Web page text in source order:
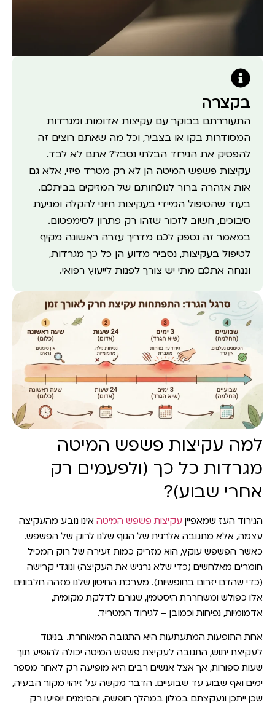
בקצרה
התעוררתם בבוקר עם עקיצות אדומות ומגרדות
המסודרות בקו או בצביר, וכל מה שאתם רוצים זה
להפסיק את הגירוד הבלתי נסבל? אתם לא לבד.
עקיצות פשפש המיטה הן לא רק מטרד פיזי, אלא גם
אות אזהרה ברור לנוכחותם של המזיקים בביתכם.
בעוד שהטיפול המיידי בעקיצות חיוני להקלה ומניעת
סיבוכים, חשוב לזכור שזהו רק פתרון לסימפטום.
במאמר זה נספק לכם מדריך עזרה ראשונה מקיף
לטיפול בעקיצות, נסביר מדוע הן כל כך מגרדות,
וננחה אתכם מתי יש צורך לפנות לייעוץ רפואי.
למה עקיצות פשפש המיטה
מגרדות כל כך (ולפעמים רק
אחרי שבוע)?
הגירוד העז שמאפיין עקיצות פשפש המיטה אינו נובע מהעקיצה
עצמה, אלא מתגובה אלרגית של הגוף שלנו לרוק של הפשפש.
כאשר הפשפש עוקץ, הוא מזריק כמות זעירה של רוק המכיל
חומרים מאלחשים (כדי שלא נרגיש את העקיצה) ונוגדי קרישה
(כדי שהדם יזרום בחופשיות). מערכת החיסון שלנו מזהה חלבונים
אלו כפולש ומשחררת היסטמין, שגורם לדלקת מקומית,
אדמומיות, נפיחות וכמובן – לגירוד המטריד.
אחת התופעות המתעתעות היא התגובה המאוחרת. בניגוד
לעקיצת יתוש, התגובה לעקיצת פשפש המיטה יכולה להופיע תוך
שעות ספורות, אך אצל אנשים רבים היא מופיעה רק לאחר מספר
ימים ואף שבוע עד שבועיים. הדבר מקשה על זיהוי מקור הבעיה,
שכן ייתכן ונעקצתם במלון במהלך חופשה, והסימנים יופיעו רק